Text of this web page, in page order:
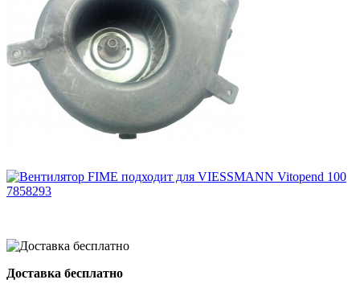
Доставка бесплатно